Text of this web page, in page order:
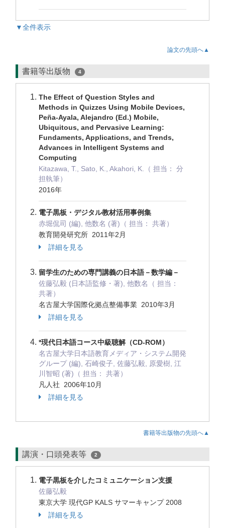
▼全件表示
論文の先頭へ▲
書籍等出版物 4
The Effect of Question Styles and
Methods in Quizzes Using Mobile Devices,
Peña-Ayala, Alejandro (Ed.) Mobile,
Ubiquitous, and Pervasive Learning:
Fundaments, Applications, and Trends,
Advances in Intelligent Systems and
Computing
Kitazawa, T., Sato, K., Akahori, K.（ 担当： 分
担執筆）
2016年
電子黒板・デジタル教材活用事例集
赤堀侃司 (編), 他数名 (著)（ 担当： 共著）
教育開発研究所 2011年2月
詳細を見る
留学生のための専門講義の日本語－数学編－
佐藤弘毅 (日本語監修・著), 他数名（ 担当：
共著）
名古屋大学国際化拠点整備事業 2010年3月
詳細を見る
*現代日本語コース中級聴解（CD-ROM）
名古屋大学日本語教育メディア・システム開発
グループ (編), 石崎俊子, 佐藤弘毅, 原愛樹, 江
川智昭 (著)（ 担当： 共著）
凡人社 2006年10月
詳細を見る
書籍等出版物の先頭へ▲
講演・口頭発表等 2
電子黒板を介したコミュニケーション支援
佐藤弘毅
東京大学 現代GP KALS サマーキャンプ 2008
詳細を見る